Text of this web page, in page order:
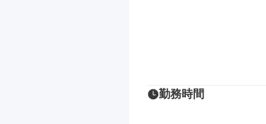
勤務時間